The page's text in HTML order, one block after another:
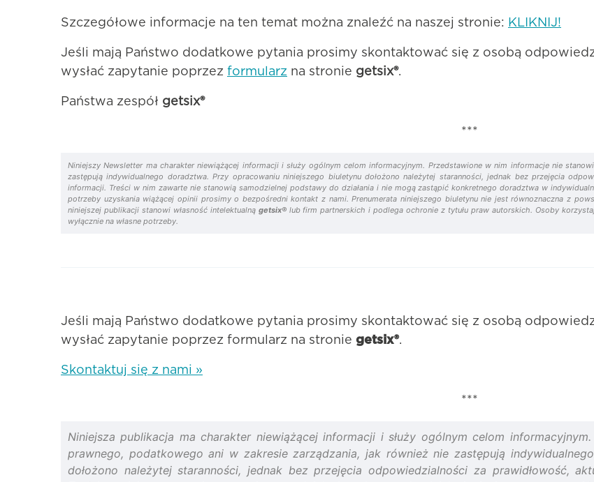
Szczegółowe informacje na ten temat można znaleźć na naszej stronie: KLIKNIJ!
Jeśli mają Państwo dodatkowe pytania prosimy skontaktować się z osobą
wysłać zapytanie poprzez formularz na stronie getsix®.
Państwa zespół getsix®
***
Niniejszy Newsletter ma charakter niewiążącej informacji i służy ogólnym celom informacyjnym. Przedstawione w nim informacje nie
zastępują indywidualnego doradztwa. Przy opracowaniu niniejszego biuletynu dołożono należytej staranności, jednak bez przejęcia
informacji. Treści w nim zawarte nie stanowią samodzielnej podstawy do działania i nie mogą zastąpić konkretnego doradztwa w
potrzeby uzyskania wiążącej opinii prosimy o bezpośredni kontakt z nami. Prenumerata niniejszego biuletynu nie jest równoznaczna z
niniejszej publikacji stanowi własność intelektualną getsix®lub firm partnerskich i podlega ochronie z tytułu praw autorskich. Osoby
wyłącznie na własne potrzeby.
Jeśli mają Państwo dodatkowe pytania prosimy skontaktować się z osobą
wysłać zapytanie poprzez formularz na stronie getsix®.
Skontaktuj się z nami »
***
Niniejsza publikacja ma charakter niewiążącej informacji i służy ogólnym celom
prawnego, podatkowego ani w zakresie zarządzania, jak również nie zastępują
dołożono należytej staranności, jednak bez przejęcia odpowiedzialności za prawidłowość,